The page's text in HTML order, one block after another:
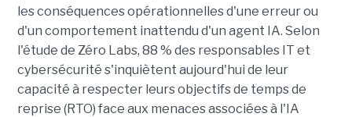
les conséquences opérationnelles d'une erreur ou
d'un comportement inattendu d'un agent IA. Selon
l'étude de Zéro Labs, 88 % des responsables IT et
cybersécurité s'inquiètent aujourd'hui de leur
capacité à respecter leurs objectifs de temps de
reprise (RTO) face aux menaces associées à l'IA